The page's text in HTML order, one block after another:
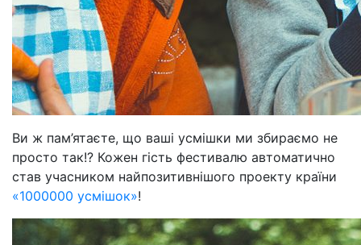
Ви ж пам’ятаєте, що ваші усмішки ми збираємо не
просто так!? Кожен гість фестивалю автоматично
став учасником найпозитивнішого проекту країни
«1000000 усмішок»!